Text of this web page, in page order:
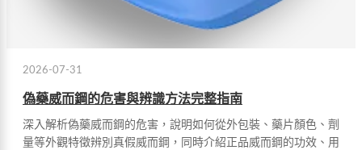
2026-07-31
偽藥威而鋼的危害與辨識方法完整指南
深入解析偽藥威而鋼的危害，說明如何從外包裝、藥片顏色、劑
量等外觀特徵辨別真假威而鋼，同時介紹正品威而鋼的功效、用